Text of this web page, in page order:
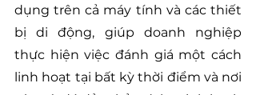
dụng trên cả máy tính và các thiết
bị di động, giúp doanh nghiệp
thực hiện việc đánh giá một cách
linh hoạt tại bất kỳ thời điểm và nơi